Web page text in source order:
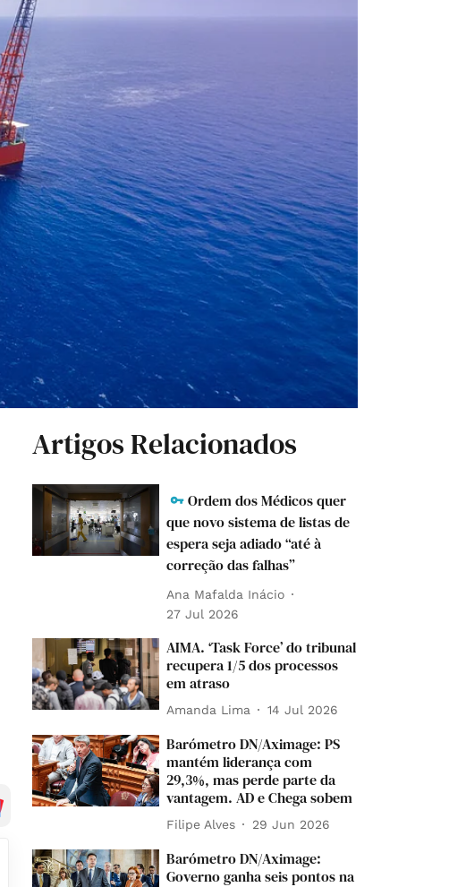
Artigos Relacionados
Ordem dos Médicos quer
que novo sistema de listas de
espera seja adiado “até à
correção das falhas”
Ana Mafalda Inácio
27 Jul 2026
AIMA. ‘Task Force’ do tribunal
recupera 1/5 dos processos
em atraso
Amanda Lima 14 Jul 2026
Barómetro DN/Aximage: PS
mantém liderança com
29,3%, mas perde parte da
vantagem. AD e Chega sobem
Filipe Alves 29 Jun 2026
Barómetro DN/Aximage:
Governo ganha seis pontos na